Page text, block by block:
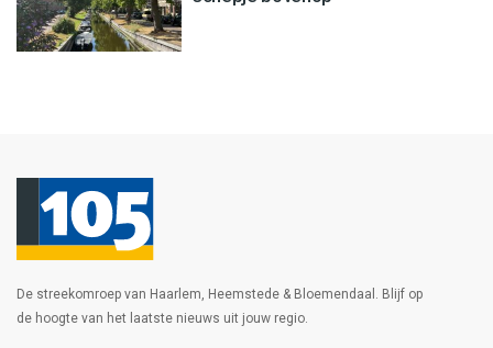
De streekomroep van Haarlem, Heemstede & Bloemendaal. Blijf op
de hoogte van het laatste nieuws uit jouw regio.